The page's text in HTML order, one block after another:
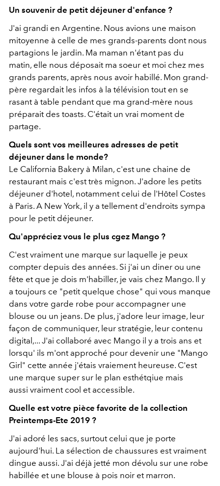
Un souvenir de petit déjeuner d'enfance ?
J'ai grandi en Argentine. Nous avions une maison
mitoyenne à celle de mes grands-parents dont nous
partagions le jardin. Ma maman n'étant pas du
matin, elle nous déposait ma soeur et moi chez mes
grands parents, après nous avoir habillé. Mon grand-
père regardait les infos à la télévision tout en se
rasant à table pendant que ma grand-mère nous
préparait des toasts. C'était un vrai moment de
partage.
Quels sont vos meilleures adresses de petit
déjeuner dans le monde?
Le California Bakery à Milan, c'est une chaine de
restaurant mais c'est très mignon. J'adore les petits
déjeuner d'hotel, notamment celui de l'Hôtel Costes
à Paris. A New York, il y a tellement d'endroits sympa
pour le petit déjeuner.
Qu'appréciez vous le plus cgez Mango ?
C'est vraiment une marque sur laquelle je peux
compter depuis des années. Si j'ai un diner ou une
fête et que je dois m'habiller, je vais chez Mango. Il y
a toujours ce "petit quelque chose" qui vous manque
dans votre garde robe pour accompagner une
blouse ou un jeans. De plus, j'adore leur image, leur
façon de communiquer, leur stratégie, leur contenu
digital,... J'ai collaboré avec Mango il y a trois ans et
lorsqu' ils m'ont approché pour devenir une "Mango
Girl" cette année j'étais vraiement heureuse. C'est
une marque super sur le plan esthétqiue mais
aussi vraiment cool et accessible.
Quelle est votre pièce favorite de la collection
Preintemps-Ete 2019 ?
J'ai adoré les sacs, surtout celui que je porte
aujourd'hui. La sélection de chaussures est vraiment
dingue aussi. J'ai déjà jetté mon dévolu sur une robe
habillée et une blouse à pois noir et marron.